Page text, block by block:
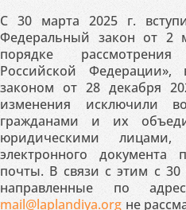
С 30 марта 2025 г.
Федеральный закон от
порядке
Российской Федерации»,
законом от 28 декабря
изменения исключили
гражданами и их
юридическими
электронного документа
почты. В связи с этим с
направленные по
mail@laplandiya.org не